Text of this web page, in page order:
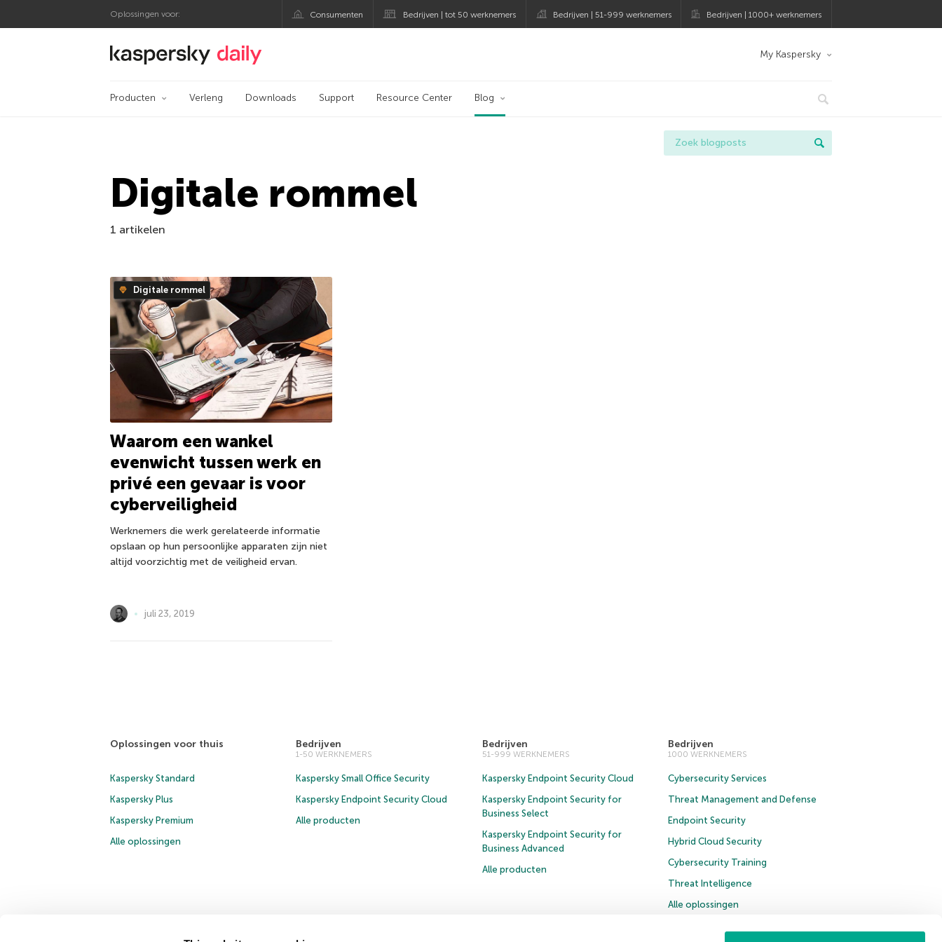
Oplossingen voor: Consumenten Bedrijven | tot 50 werknemers Bedrijven | 51-999 werknemers Bedrijven | 1000+ werknemers
Kaspersky official blog My Kaspersky
Producten Verleng Downloads Support Resource Center Blog
Digitale rommel
1 artikelen
Digitale rommel
Waarom een wankel
evenwicht tussen werk en
privé een gevaar is voor
cyberveiligheid
Werknemers die werk gerelateerde informatie
opslaan op hun persoonlijke apparaten zijn niet
altijd voorzichtig met de veiligheid ervan.
juli 23, 2019
Oplossingen voor thuis
Kaspersky Standard
Kaspersky Plus
Kaspersky Premium
Alle oplossingen
Bedrijven
1-50 WERKNEMERS
Kaspersky Small Office Security
Kaspersky Endpoint Security Cloud
Alle producten
Bedrijven
51-999 WERKNEMERS
Kaspersky Endpoint Security Cloud
Kaspersky Endpoint Security for
Business Select
Kaspersky Endpoint Security for
Business Advanced
Alle producten
Bedrijven
1000 WERKNEMERS
Cybersecurity Services
Threat Management and Defense
Endpoint Security
Hybrid Cloud Security
Cybersecurity Training
Threat Intelligence
Alle oplossingen